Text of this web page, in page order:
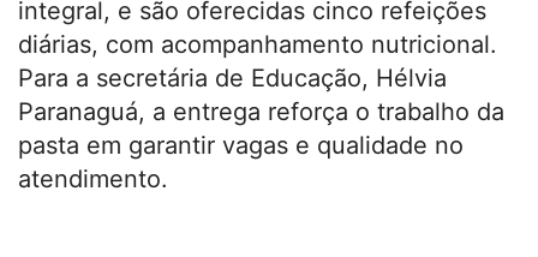
integral, e são oferecidas cinco refeições
diárias, com acompanhamento nutricional.
Para a secretária de Educação, Hélvia
Paranaguá, a entrega reforça o trabalho da
pasta em garantir vagas e qualidade no
atendimento.